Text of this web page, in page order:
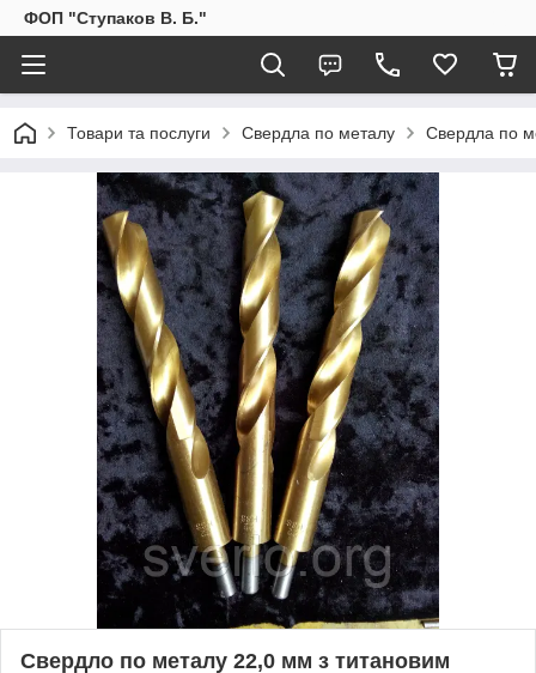
ФОП "Ступаков В. Б."
Товари та послуги Свердла по металу Свердла по
Свердло по металу 22,0 мм з титановим